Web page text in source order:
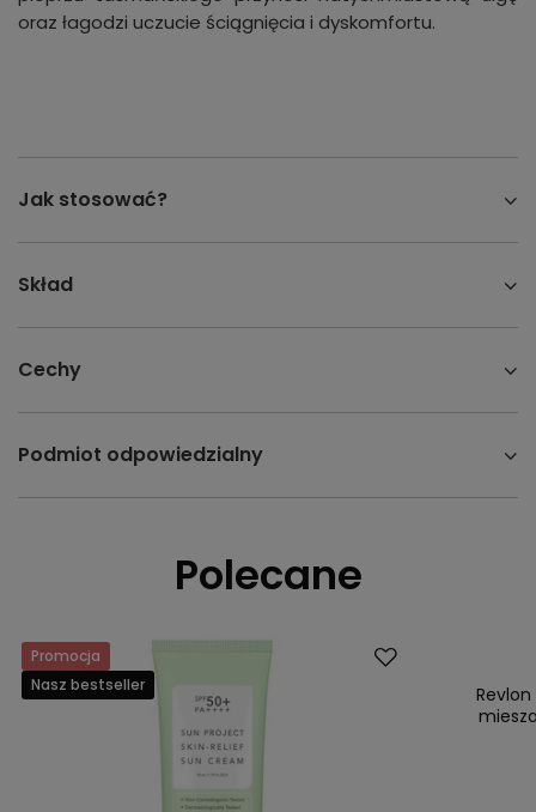
oraz łagodzi uczucie ściągnięcia i dyskomfortu.
Jak stosować?
Skład
Cechy
Podmiot odpowiedzialny
Polecane
Promocja
Nasz bestseller
Nasz